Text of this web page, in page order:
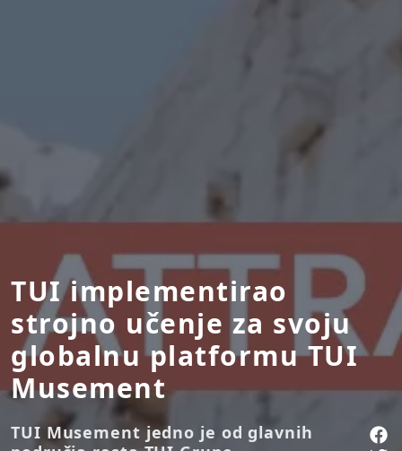
TUI implementirao
strojno učenje za svoju
globalnu platformu TUI
Musement
TUI Musement jedno je od glavnih